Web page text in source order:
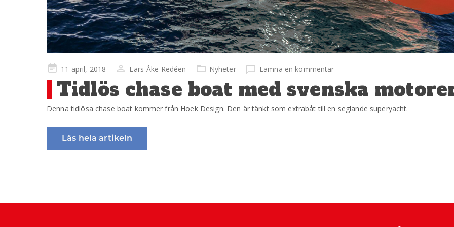
Publicerad
på
11 april, 2018 Lars-Åke Redéen Nyheter Lämna en kommentar
Tidlös chase boat med svenska
Denna tidlösa chase boat kommer från Hoek Design. Den är tänkt som extrabåt till en seglande superyacht.
Läs hela artikeln